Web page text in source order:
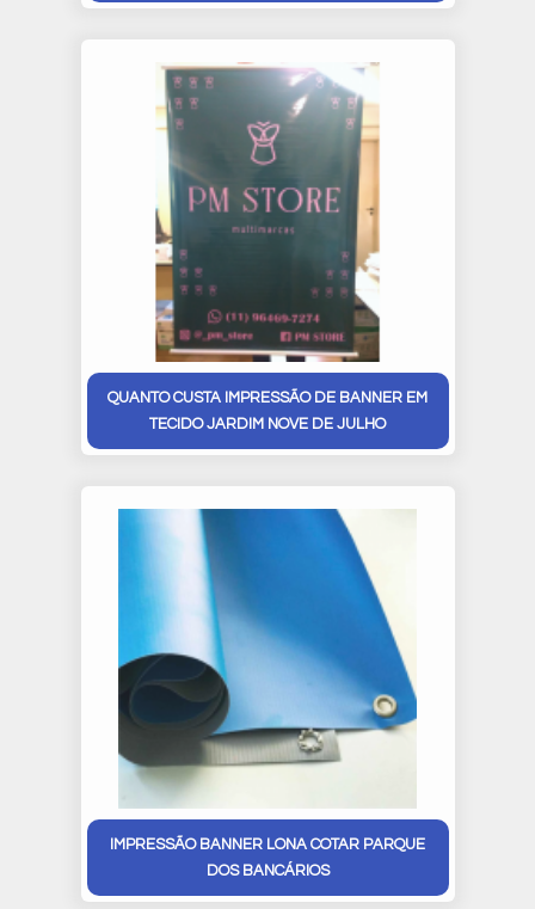
QUANTO CUSTA IMPRESSÃO DE BANNER EM
TECIDO JARDIM NOVE DE JULHO
IMPRESSÃO BANNER LONA COTAR PARQUE
DOS BANCÁRIOS